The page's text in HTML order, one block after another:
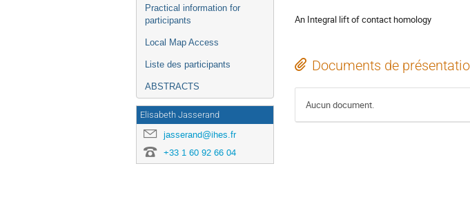
Practical information for
participants
Local Map Access
Liste des participants
ABSTRACTS
Elisabeth Jasserand
jasserand@ihes.fr
+33 1 60 92 66 04
An Integral lift of contact homology
Documents de
Aucun document.